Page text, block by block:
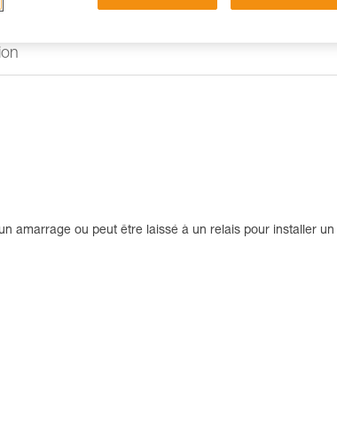
amarrage ou peut être laissé à un relais pour installer un